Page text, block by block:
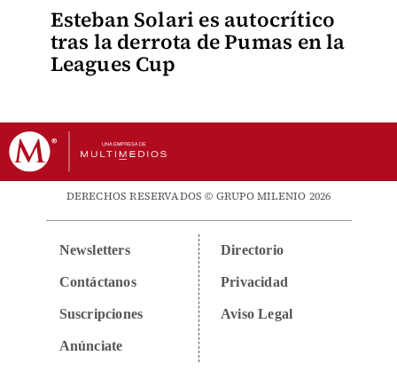
Esteban Solari es autocrítico
tras la derrota de Pumas en la
Leagues Cup
DERECHOS RESERVADOS © GRUPO MILENIO 2026
Newsletters
Contáctanos
Suscripciones
Anúnciate
Directorio
Privacidad
Aviso Legal